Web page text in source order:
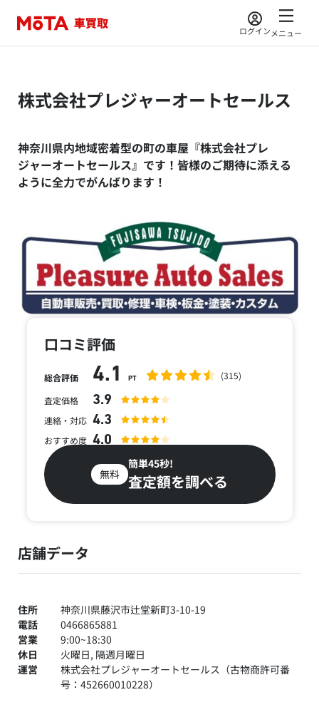
ログインメニュー
株式会社プレジャーオートセールス
神奈川県内地域密着型の町の車屋『株式会社プレ
ジャーオートセールス』です！皆様のご期待に添える
ように全力でがんばります！
口コミ評価
総合評価 4.1 PT (315)
査定価格
連絡・対応
おすすめ度
3.9
4.3
4.0
無料
簡単45秒!
査定額を調べる
店舗データ
住所
神奈川県藤沢市辻堂新町3-10-19
電話
0466865881
営業
9:00~18:30
休日
火曜日, 隔週月曜日
運営
株式会社プレジャーオートセールス（古物商許可番
号：452660010228）